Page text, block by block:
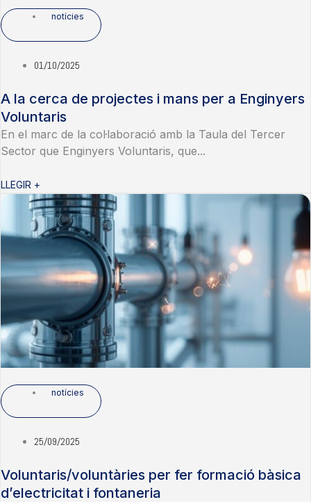
notícies
01/10/2025
A la cerca de projectes i mans per a Enginyers
Voluntaris
En el marc de la col·laboració amb la Taula del Tercer
Sector que Enginyers Voluntaris, que...
LLEGIR +
notícies
25/09/2025
Voluntaris/voluntàries per fer formació bàsica
d’electricitat i fontaneria